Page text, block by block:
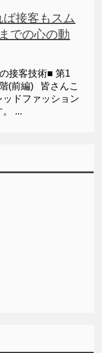
接客もスム
での心の動
接客技術■ 第1
(前編) 皆さんこ
ドファッション
...